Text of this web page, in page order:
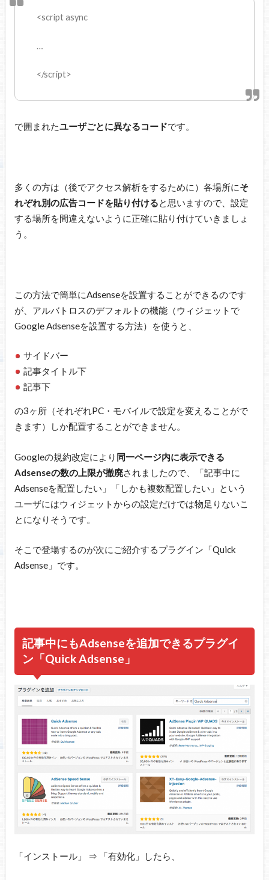
<script async
…
</script>
で囲まれたユーザごとに異なるコードです。
多くの方は（後でアクセス解析をするために）各場所にそ
れぞれ別の広告コードを貼り付けると思いますので、設定
する場所を間違えないように正確に貼り付けていきましょ
う。
この方法で簡単にAdsenseを設置することができるのです
が、アルバトロスのデフォルトの機能（ウィジェットで
Google Adsenseを設置する方法）を使うと、
サイドバー
記事タイトル下
記事下
の3ヶ所（それぞれPC・モバイルで設定を変えることがで
きます）しか配置することができません。
Googleの規約改定により 同一ページ内に表示できる
Adsenseの数の上限が撤廃されましたので、「記事中に
Adsenseを配置したい」「しかも複数配置したい」という
ユーザにはウィジェットからの設定だけでは物足りないこ
とになりそうです。
そこで登場するのが次にご紹介するプラグイン「Quick
Adsense」です。
記事中にもAdsenseを追加できるプラグイ
ン「Quick Adsense」
「インストール」 ⇒ 「有効化」したら、